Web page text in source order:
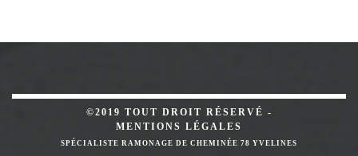
©2019 TOUT DROIT RÉSERVÉ -
MENTIONS LÉGALES
SPÉCIALISTE RAMONAGE DE CHEMINÉE 78 YVELINES